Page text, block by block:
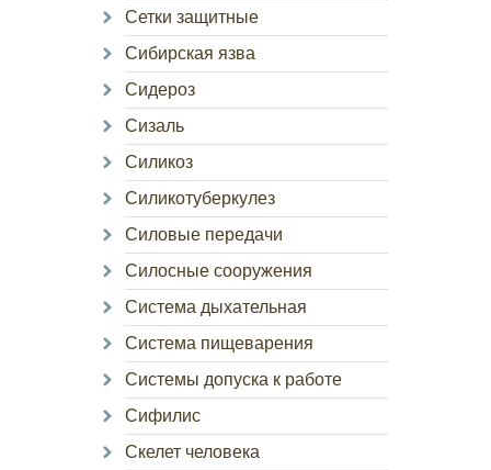
Сетки защитные
Сибирская язва
Сидероз
Сизаль
Силикоз
Силикотуберкулез
Силовые передачи
Силосные сооружения
Система дыхательная
Система пищеварения
Системы допуска к работе
Сифилис
Скелет человека